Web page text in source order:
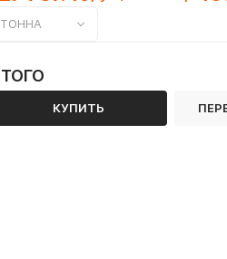
ТОННА
КУПИТЬ